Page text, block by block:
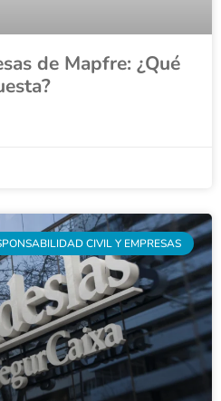
de Mapfre: ¿Qué
CIVIL Y EMPRESAS